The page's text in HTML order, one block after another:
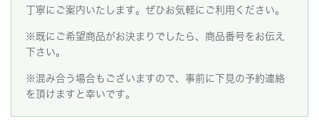
丁寧にご案内いたします。ぜひお気軽にご利用ください。
※既にご希望商品がお決まりでしたら、商品番号をお伝え
下さい。
※混み合う場合もございますので、事前に下見の予約連絡
を頂けますと幸いです。